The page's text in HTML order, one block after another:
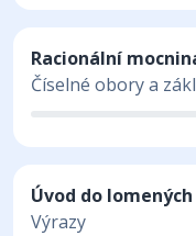
Racionální
Číselné obory a
Úvod do
Výrazy